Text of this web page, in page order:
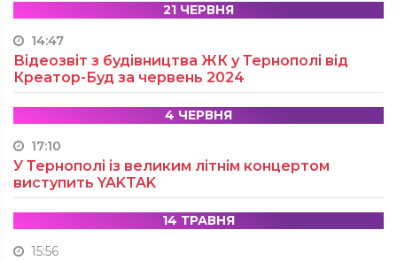
21 ЧЕРВНЯ
14:47
Відеозвіт з будівництва ЖК у Тернополі від
Креатор-Буд за червень 2024
4 ЧЕРВНЯ
17:10
У Тернополі із великим літнім концертом
виступить YAKTAK
14 ТРАВНЯ
15:56